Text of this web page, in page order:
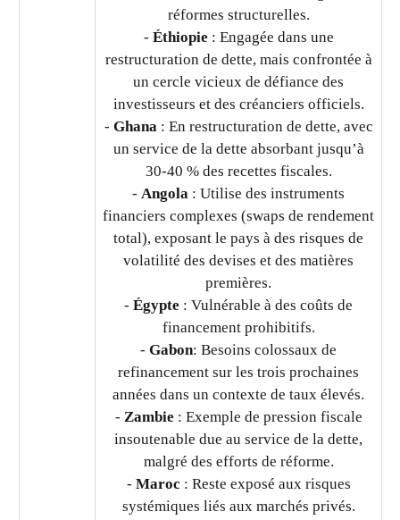
réformes structurelles.
- Éthiopie : Engagée dans une
restructuration de dette, mais confrontée à
un cercle vicieux de défiance des
investisseurs et des créanciers officiels.
- Ghana : En restructuration de dette, avec
un service de la dette absorbant jusqu’à
30-40 % des recettes fiscales.
- Angola : Utilise des instruments
financiers complexes (swaps de rendement
total), exposant le pays à des risques de
volatilité des devises et des matières
premières.
- Égypte : Vulnérable à des coûts de
financement prohibitifs.
- Gabon: Besoins colossaux de
refinancement sur les trois prochaines
années dans un contexte de taux élevés.
- Zambie : Exemple de pression fiscale
insoutenable due au service de la dette,
malgré des efforts de réforme.
- Maroc : Reste exposé aux risques
systémiques liés aux marchés privés.